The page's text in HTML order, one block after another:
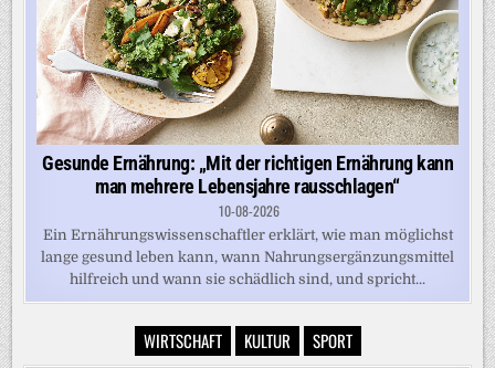
Gesunde Ernährung: „Mit der richtigen Ernährung kann
man mehrere Lebensjahre rausschlagen“
10-08-2026
Ein Ernährungswissenschaftler erklärt, wie man möglichst
lange gesund leben kann, wann Nahrungsergänzungsmittel
hilfreich und wann sie schädlich sind, und spricht...
WIRTSCHAFT KULTUR SPORT